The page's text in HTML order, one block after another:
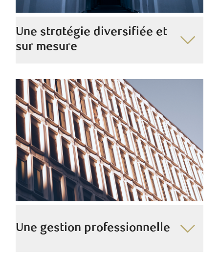
Une stratégie diversifiée et
sur mesure
toutes les catégories d’actifs afin de vous garantir une
véritable diversification d’actifs, et ce, en tirant parti
d’une approche exclusive fondée sur des décennies
d’expérience dans le secteur.
Une gestion professionnelle